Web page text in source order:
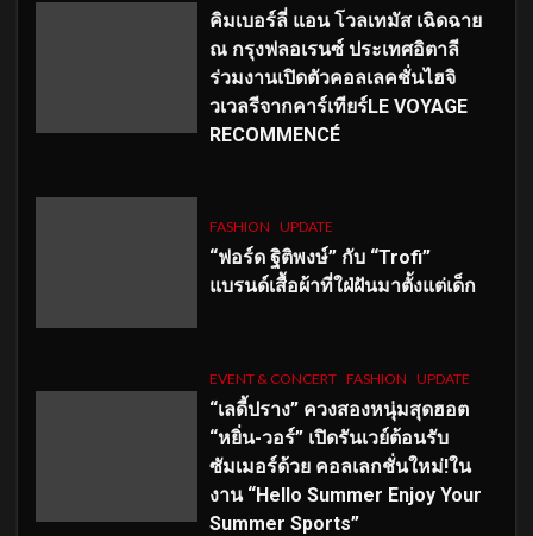
คิมเบอร์ลี่ แอน โวลเทมัส เฉิดฉาย
ณ กรุงฟลอเรนซ์ ประเทศอิตาลี
ร่วมงานเปิดตัวคอลเลคชั่นไฮจิ
วเวลรีจากคาร์เทียร์LE VOYAGE
RECOMMENCÉ
FASHION UPDATE
“ฟอร์ด ฐิติพงษ์” กับ “Trofi”
แบรนด์เสื้อผ้าที่ใฝ่ฝันมาตั้งแต่เด็ก
EVENT & CONCERT FASHION UPDATE
“เลดี้ปราง” ควงสองหนุ่มสุดฮอต
“หยิ่น-วอร์” เปิดรันเวย์ต้อนรับ
ซัมเมอร์ด้วย คอลเลกชั่นใหม่!ใน
งาน “Hello Summer Enjoy Your
Summer Sports”